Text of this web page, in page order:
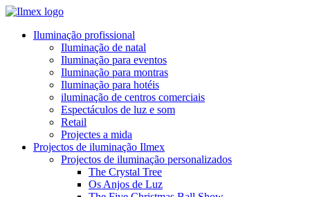
Iluminação profissional
Iluminação de natal
Iluminação para eventos
Iluminação para montras
Iluminação para hotéis
iluminação de centros comerciais
Espectáculos de luz e som
Retail
Projectes a mida
Projectos de iluminação Ilmex
Projectos de iluminação personalizados
The Crystal Tree
Os Anjos de Luz